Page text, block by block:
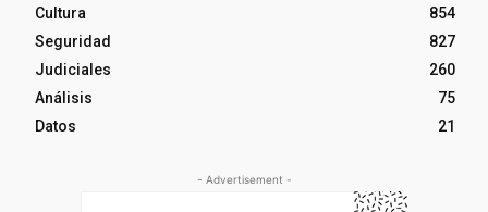
Cultura
854
Seguridad
827
Judiciales
260
Análisis
75
Datos
21
- Advertisement -